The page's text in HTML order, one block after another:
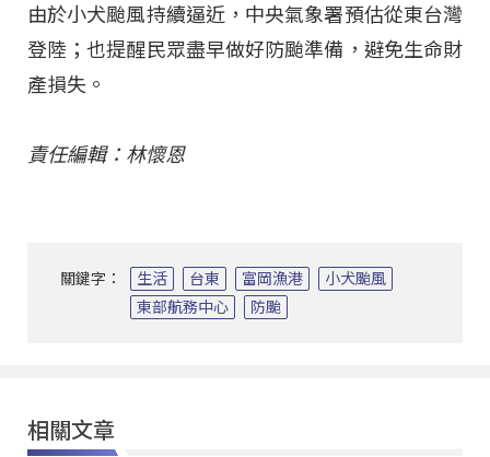
由於小犬颱風持續逼近，中央氣象署預估從東台灣
登陸；也提醒民眾盡早做好防颱準備，避免生命財
產損失。
責任編輯：林懷恩
關鍵字： 生活 台東 富岡漁港
小犬颱風
東部航務中心
防颱
相關文章